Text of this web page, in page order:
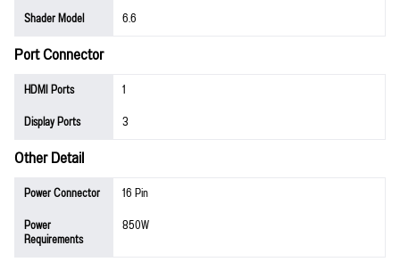
Shader Model
6.6
Port Connector
HDMI Ports
1
Display Ports
3
Other Detail
Power Connector
16 Pin
Power
Requirements
850W